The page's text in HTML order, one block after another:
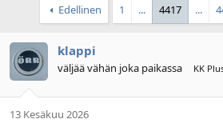
i
k
e
j
u
o
i
u
s
ä
Edellinen 1 ... 4417 ...
klappi
väljää vähän joka paikassa KK
13 Kesäkuu 2026